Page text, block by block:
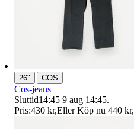
26" | COS
Cos-jeans
Sluttid14:45 9 aug 14:45.
Pris:430 kr,Eller Köp nu 440 kr,